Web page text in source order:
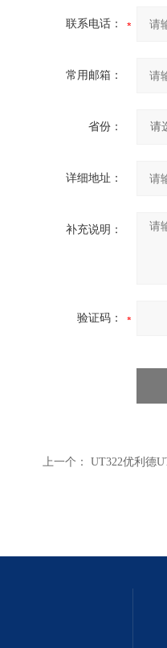
联系电话：
常用邮箱：
省份：
详细地址：
补充说明：
验证码：
上一个： UT322优利德